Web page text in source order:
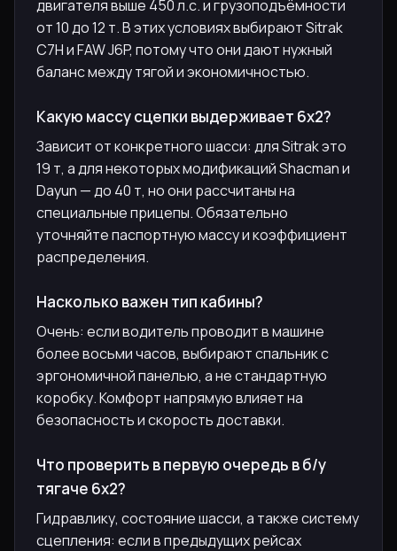
двигателя выше 450 л.с. и грузоподъёмности
от 10 до 12 т. В этих условиях выбирают Sitrak
C7H и FAW J6P, потому что они дают нужный
баланс между тягой и экономичностью.
Какую массу сцепки выдерживает 6х2?
Зависит от конкретного шасси: для Sitrak это
19 т, а для некоторых модификаций Shacman и
Dayun — до 40 т, но они рассчитаны на
специальные прицепы. Обязательно
уточняйте паспортную массу и коэффициент
распределения.
Насколько важен тип кабины?
Очень: если водитель проводит в машине
более восьми часов, выбирают спальник с
эргономичной панелью, а не стандартную
коробку. Комфорт напрямую влияет на
безопасность и скорость доставки.
Что проверить в первую очередь в б/у
тягаче 6х2?
Гидравлику, состояние шасси, а также систему
сцепления: если в предыдущих рейсах